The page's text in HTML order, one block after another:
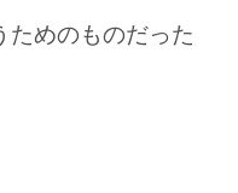
ためのものだった